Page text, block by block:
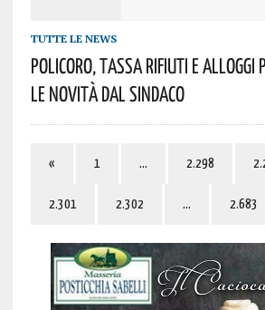
TUTTE LE NEWS
Policoro, Tassa Rifiuti E Alloggi
Le Novità Dal Sindaco
« 1 … 2.298
2.301 2.302 … 2.683